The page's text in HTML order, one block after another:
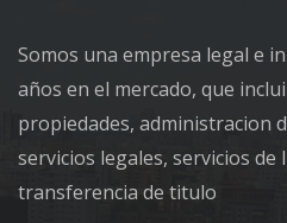
Somos una empresa legal e
años en el mercado, que
propiedades, administracion
servicios legales, servicios de
transferencia de titulo